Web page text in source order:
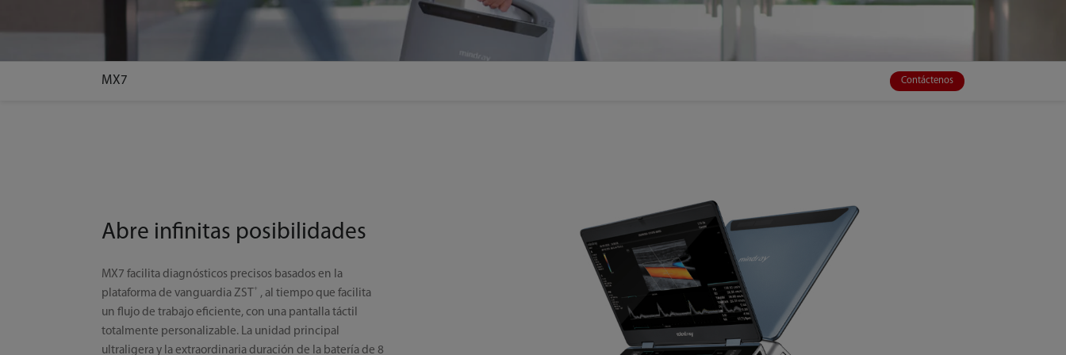
MX7 Contáctenos
Abre infinitas posibilidades
MX7 facilita diagnósticos precisos basados en la
plataforma de vanguardia ZST
+
, al tiempo que facilita
un flujo de trabajo eficiente, con una pantalla táctil
totalmente personalizable. La unidad principal
ultraligera y la extraordinaria duración de la batería de 8